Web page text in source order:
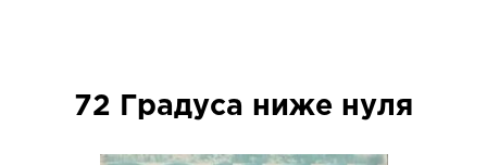
72 Градуса ниже нуля